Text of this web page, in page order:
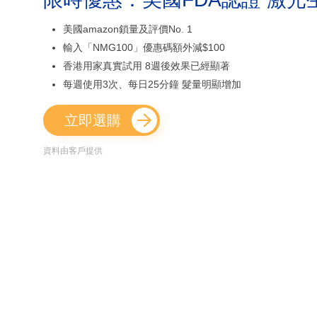
美國amazon鎖量及評價No. 1
輸入「NMG100」優惠碼額外減$100
香港用家真實試用 8週後效果已經顯著
每週使用3次、每日25分鐘 髮量明顯增加
立即選購
資料由客戶提供